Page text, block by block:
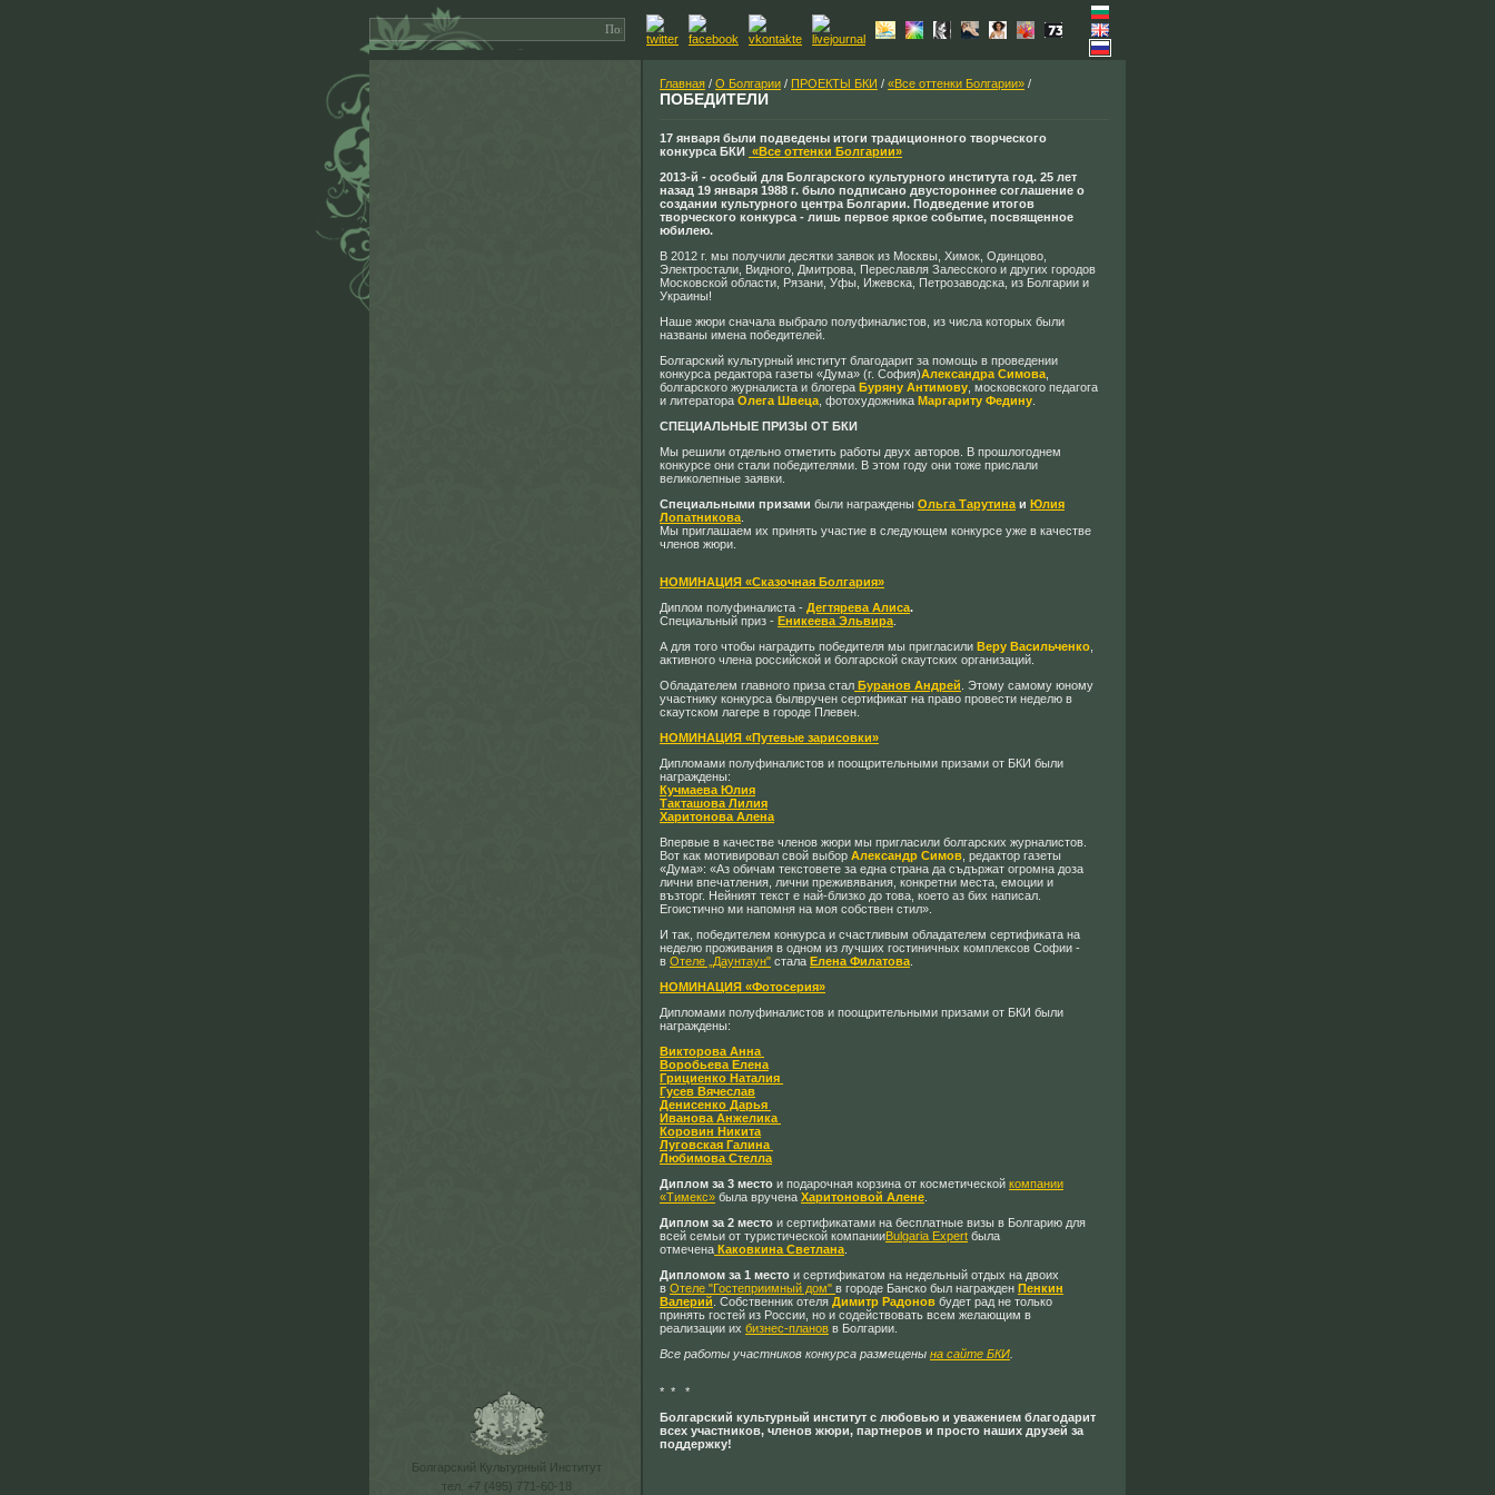
Болгарский Культурный Институт
тел. +7 (495) 771-60-18
Главная / О Болгарии / ПРОЕКТЫ БКИ / «Все оттенки Болгарии» /
ПОБЕДИТЕЛИ
17 января были подведены итоги традиционного творческого
конкурса БКИ «Все оттенки Болгарии»
2013-й - особый для Болгарского культурного института год. 25 лет
назад 19 января 1988 г. было подписано двустороннее соглашение о
создании культурного центра Болгарии. Подведение итогов
творческого конкурса - лишь первое яркое событие, посвященное
юбилею.
В 2012 г. мы получили десятки заявок из Москвы, Химок, Одинцово,
Электростали, Видного, Дмитрова, Переславля Залесского и других городов
Московской области, Рязани, Уфы, Ижевска, Петрозаводска, из Болгарии и
Украины!
Наше жюри сначала выбрало полуфиналистов, из числа которых были
названы имена победителей.
Болгарский культурный институт благодарит за помощь в проведении
конкурса редактора газеты «Дума» (г. София)Александра Симова
болгарского журналиста и блогера Буряну Антимову , московского педагога
и литератора Олега Швеца , фотохудожника Маргариту Федину
СПЕЦИАЛЬНЫЕ ПРИЗЫ ОТ БКИ
Мы решили отдельно отметить работы двух авторов. В прошлогоднем
конкурсе они стали победителями. В этом году они тоже прислали
великолепные заявки.
Специальными призами были награждены Ольга Тарутина и Юлия
Лопатникова
Мы приглашаем их принять участие в следующем конкурсе уже в качестве
членов жюри.
НОМИНАЦИЯ «Сказочная Болгария»
Диплом полуфиналиста - Дегтярева Алиса.
Специальный приз - Еникеева Эльвира
А для того чтобы наградить победителя мы пригласили Веру Васильченко
активного члена российской и болгарской скаутских организаций.
Обладателем главного приза стал Буранов Андрей . Этому самому юному
участнику конкурса былвручен сертификат на право провести неделю в
скаутском лагере в городе Плевен.
НОМИНАЦИЯ «Путевые зарисовки»
Дипломами полуфиналистов и поощрительными призами от БКИ были
награждены:
Кучмаева Юлия
Такташова Лилия
Харитонова Алена
Впервые в качестве членов жюри мы пригласили болгарских журналистов.
Вот как мотивировал свой выбор Александр Симов , редактор газеты
«Дума»: «Аз обичам текстовете за една страна да съдържат огромна доза
лични впечатления, лични преживявания, конкретни места, емоции и
възторг. Нейният текст е най-близко до това, което аз бих написал.
Егоистично ми напомня на моя собствен стил».
И так, победителем конкурса и счастливым обладателем сертификата на
неделю проживания в одном из лучших гостиничных комплексов Софии -
в Отеле „Даунтаун" стала Елена Филатова
НОМИНАЦИЯ «Фотосерия»
Дипломами полуфиналистов и поощрительными призами от БКИ были
награждены:
Викторова Анна
Воробьева Елена
Грициенко Наталия
Гусев Вячеслав
Денисенко Дарья
Иванова Анжелика
Коровин Никита
Луговская Галина
Любимова Стелла
Диплом за 3 место и подарочная корзина от косметической компании
«Тимекс» была вручена Харитоновой Алене
Диплом за 2 место и сертификатами на бесплатные визы в Болгарию для
всей семьи от туристической компанииBulgaria Expert была
отмечена Каковкина Светлана
Дипломом за 1 место и сертификатом на недельный отдых на двоих
в Отеле "Гостеприимный дом" в городе Банско был награжден Пенкин
Валерий . Собственник отеля Димитр Радонов будет рад не только
принять гостей из России, но и содействовать всем желающим в
реализации их бизнес-планов в Болгарии.
Все работы участников конкурса размещены на сайте БКИ
* * *
Болгарский культурный институт с любовью и уважением благодарит
всех участников, членов жюри, партнеров и просто наших друзей за
поддержку!